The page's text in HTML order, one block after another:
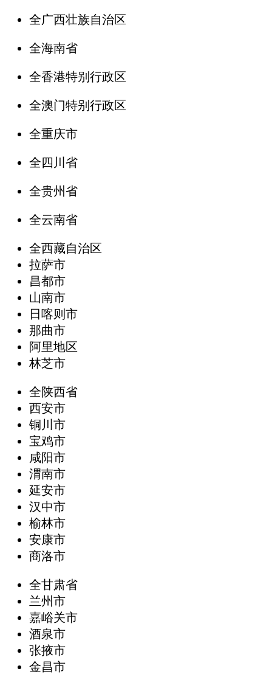
全广西壮族自治区
全海南省
全香港特别行政区
全澳门特别行政区
全重庆市
全四川省
全贵州省
全云南省
全西藏自治区
拉萨市
昌都市
山南市
日喀则市
那曲市
阿里地区
林芝市
全陕西省
西安市
铜川市
宝鸡市
咸阳市
渭南市
延安市
汉中市
榆林市
安康市
商洛市
全甘肃省
兰州市
嘉峪关市
酒泉市
张掖市
金昌市